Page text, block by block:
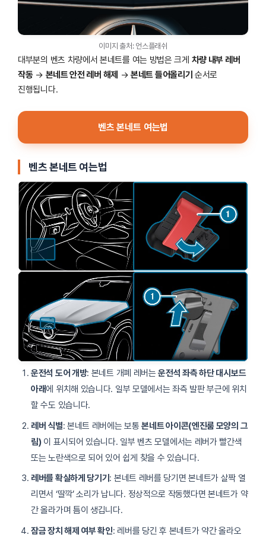
이미지 출처: 언스플래쉬
대부분의 벤츠 차량에서 본네트를 여는 방법은 크게 차량 내부 레버
작동→ 본네트 안전 레버 해제 →본네트 들어올리기 순서로
진행됩니다.
벤츠 본네트 여는법
벤츠 본네트 여는법
운전석 도어 개방: 본네트 개폐 레버는운전석 좌측 하단 대시보드
아래에 위치해 있습니다. 일부 모델에서는 좌측 발판 부근에 위치
할 수도 있습니다.
레버 식별: 본네트 레버에는 보통본네트 아이콘(엔진룸 모양의 그
림)이 표시되어 있습니다. 일부 벤츠 모델에서는 레버가 빨간색
또는 노란색으로 되어 있어 쉽게 찾을 수 있습니다.
레버를 확실하게 당기기 : 본네트 레버를 당기면 본네트가 살짝 열
리면서 ‘딸깍’ 소리가 납니다. 정상적으로 작동했다면 본네트가 약
간 올라가며 틈이 생깁니다.
잠금 장치 해제 여부 확인: 레버를 당긴 후 본네트가 약간 올라오